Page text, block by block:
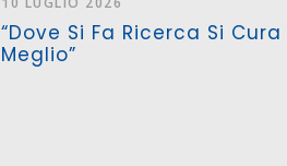
“Dove Si Fa Ricerca Si Cura
Meglio”